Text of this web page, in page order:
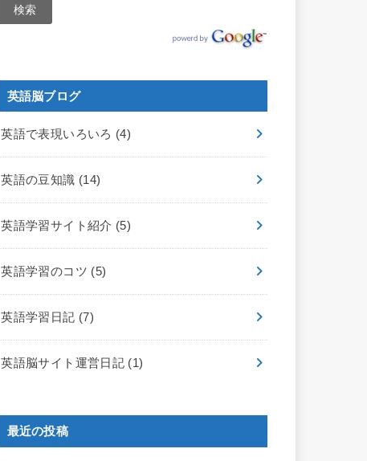
英語脳ブログ
英語で表現いろいろ (4)
英語の豆知識 (14)
英語学習サイト紹介 (5)
英語学習のコツ (5)
英語学習日記 (7)
英語脳サイト運営日記 (1)
最近の投稿